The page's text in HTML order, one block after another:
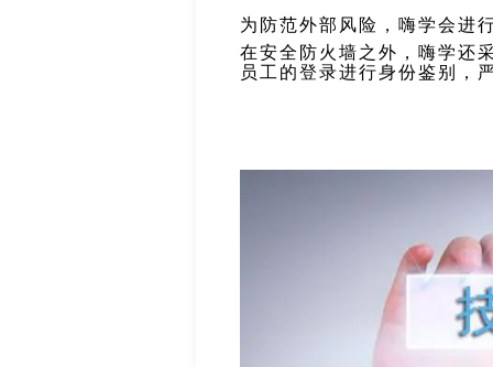
为防范外部风险，嗨学会进
在安全防火墙之外，嗨学还
员工的登录进行身份鉴别，